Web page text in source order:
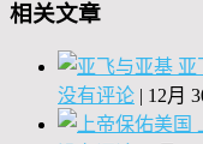
相关文章
亚
没有评论 | 12月